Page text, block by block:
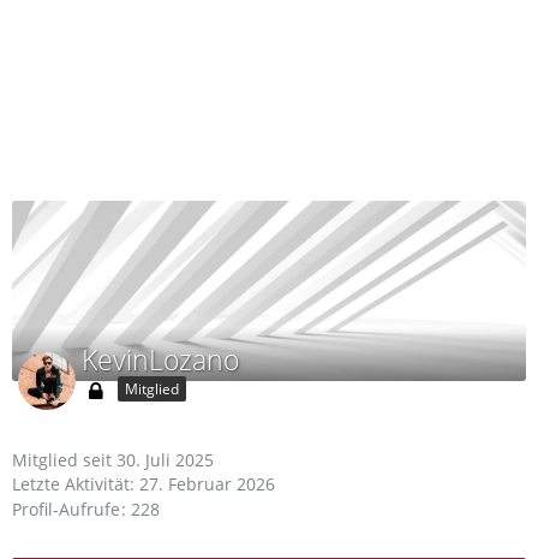
KevinLozano
Mitglied
Mitglied seit 30. Juli 2025
Letzte Aktivität: 27. Februar 2026
Profil-Aufrufe 228